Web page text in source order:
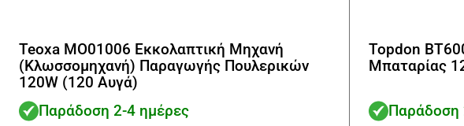
Teoxa MO01006 Εκκολαπτική Μηχανή
(Κλωσσομηχανή) Παραγωγής Πουλερικών
120W (120 Αυγά)
Παράδοση 2-4 ημέρες
Topdon
Μπαταρίας
Παράδοση